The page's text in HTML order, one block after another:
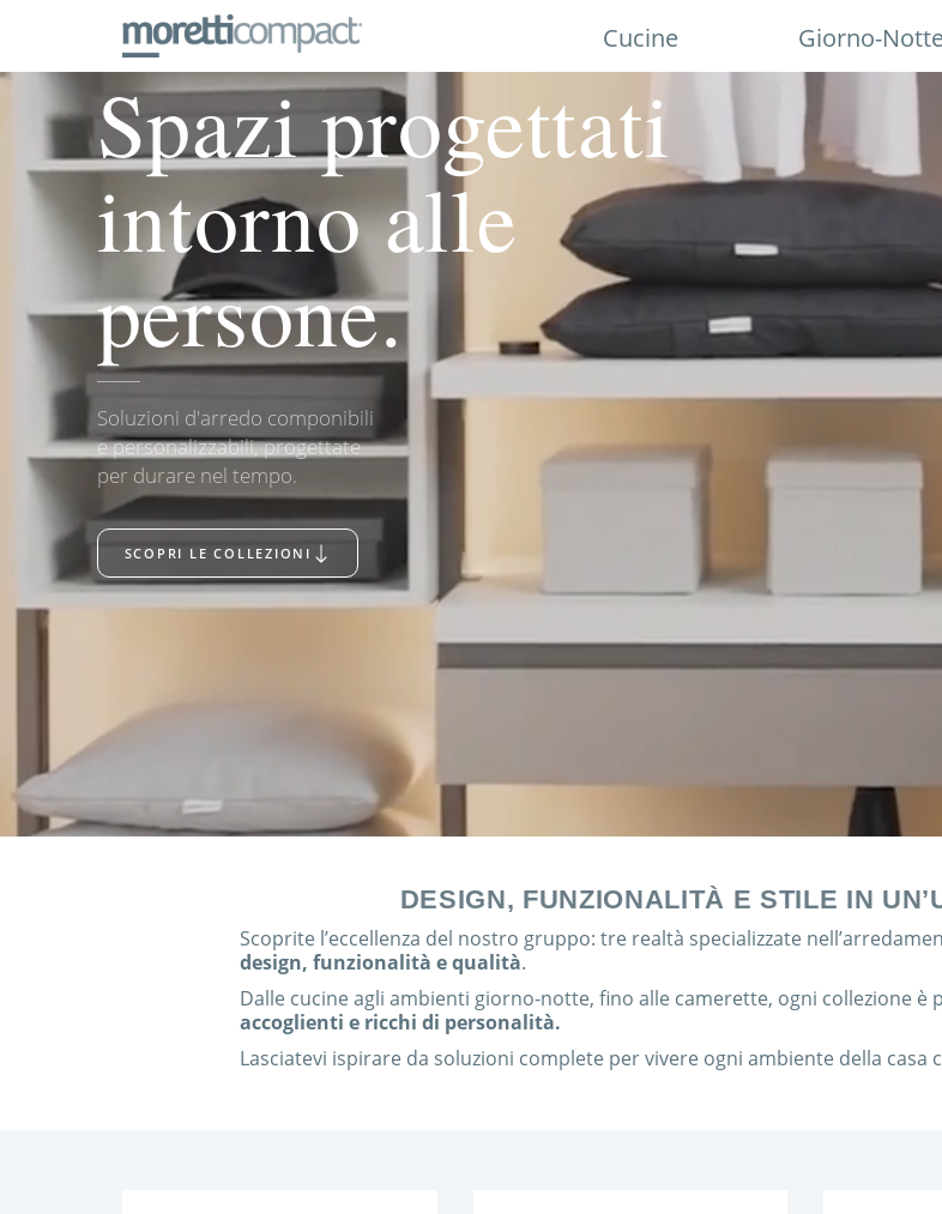
Cucine Giorno-
DESIGN E FUNZIONALITÀ IN PERFETTO EQUILIBRIO.
Spazi progettati
intorno alle
persone.
Soluzioni d'arredo componibili
e personalizzabili, progettate
per durare nel tempo.
SCOPRI LE COLLEZIONI
DESIGN, FUNZIONALITÀ E STILE IN
Scoprite l’eccellenza del nostro gruppo: tre realtà specializzate
design, funzionalità e qualità.
Dalle cucine agli ambienti giorno-notte, fino alle camerette, ogni collezione è
accoglienti e ricchi di personalità.
Lasciatevi ispirare da soluzioni complete per vivere ogni ambiente della casa